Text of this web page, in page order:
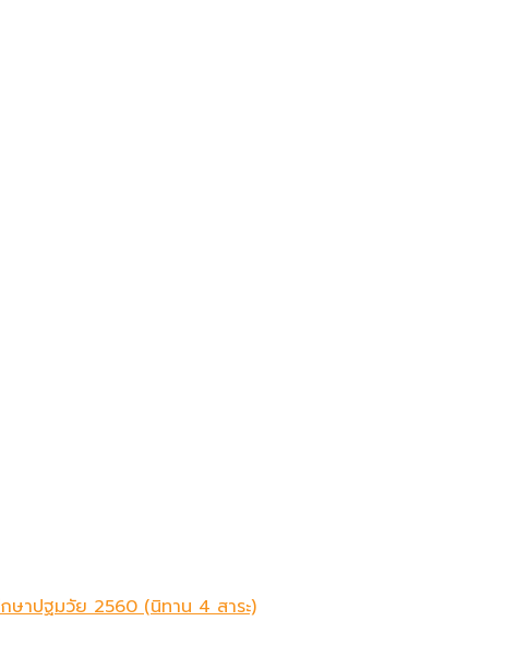
ษาปฐมวัย 2560 (นิทาน 4 สาระ)